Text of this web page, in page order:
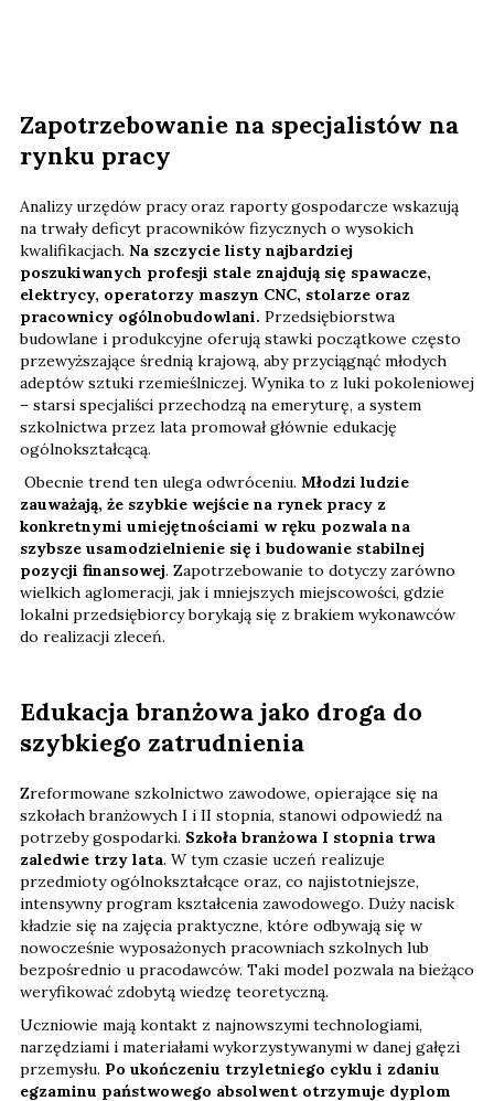
Zapotrzebowanie na specjalistów na
rynku pracy
Analizy urzędów pracy oraz raporty gospodarcze wskazują
na trwały deficyt pracowników fizycznych o wysokich
kwalifikacjach. Na szczycie listy najbardziej
poszukiwanych profesji stale znajdują się spawacze,
elektrycy, operatorzy maszyn CNC, stolarze oraz
pracownicy ogólnobudowlani. Przedsiębiorstwa
budowlane i produkcyjne oferują stawki początkowe często
przewyższające średnią krajową, aby przyciągnąć młodych
adeptów sztuki rzemieślniczej. Wynika to z luki pokoleniowej
– starsi specjaliści przechodzą na emeryturę, a system
szkolnictwa przez lata promował głównie edukację
ogólnokształcącą.
Obecnie trend ten ulega odwróceniu. Młodzi ludzie
zauważają, że szybkie wejście na rynek pracy z
konkretnymi umiejętnościami w ręku pozwala na
szybsze usamodzielnienie się i budowanie stabilnej
pozycji finansowej. Zapotrzebowanie to dotyczy zarówno
wielkich aglomeracji, jak i mniejszych miejscowości, gdzie
lokalni przedsiębiorcy borykają się z brakiem wykonawców
do realizacji zleceń.
Edukacja branżowa jako droga do
szybkiego zatrudnienia
Zreformowane szkolnictwo zawodowe, opierające się na
szkołach branżowych I i II stopnia, stanowi odpowiedź na
potrzeby gospodarki. Szkoła branżowa I stopnia trwa
zaledwie trzy lata. W tym czasie uczeń realizuje
przedmioty ogólnokształcące oraz, co najistotniejsze,
intensywny program kształcenia zawodowego. Duży nacisk
kładzie się na zajęcia praktyczne, które odbywają się w
nowocześnie wyposażonych pracowniach szkolnych lub
bezpośrednio u pracodawców. Taki model pozwala na bieżąco
weryfikować zdobytą wiedzę teoretyczną.
Uczniowie mają kontakt z najnowszymi technologiami,
narzędziami i materiałami wykorzystywanymi w danej gałęzi
przemysłu. Po ukończeniu trzyletniego cyklu i zdaniu
egzaminu państwowego absolwent otrzymuje dyplom